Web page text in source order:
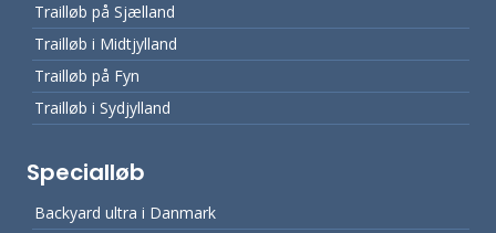
Trailløb på Sjælland
Trailløb i Midtjylland
Trailløb på Fyn
Trailløb i Sydjylland
Specialløb
Backyard ultra i Danmark